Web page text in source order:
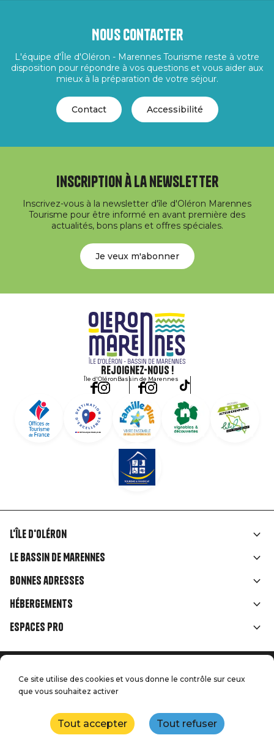
Nous contacter
L'équipe d'Île d'Oléron - Marennes Tourisme reste à votre
disposition pour répondre à vos questions et vous aider aux
mieux à la préparation de votre séjour.
Contact Accessibilité
Inscription à la newsletter
Inscrivez-vous à la newsletter d'île d'Oléron Marennes
Tourisme pour être informé en avant première des
actualités, bons plans et offres spéciales.
Je veux m'abonner
Rejoignez-nous !
Île d'OléronBassin de Marennes
Liens
rubriques
L'île d'Oléron
Le Bassin de Marennes
Bonnes adresses
Hébergements
Espaces Pro
Menu
Accueil
Mentions légales
Presse
Nous contacter
Plan du site
Réalisation : StudioJuillet
Ce site utilise des cookies et vous donne le contrôle sur ceux
que vous souhaitez activer
Tout accepter Tout refuser